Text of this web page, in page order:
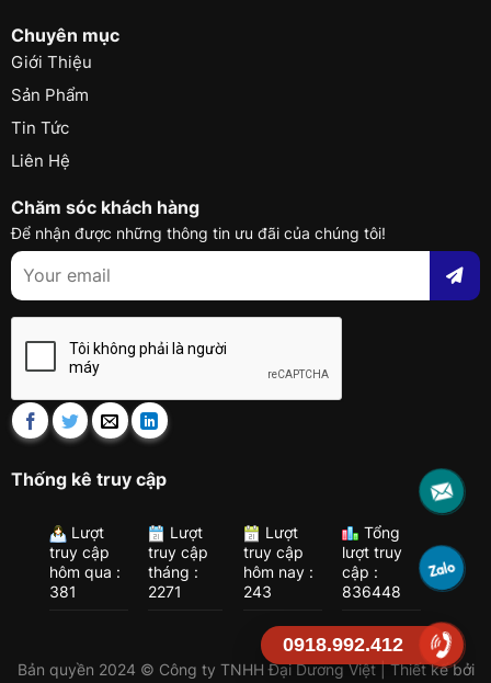
Chuyên mục
Giới Thiệu
Sản Phẩm
Tin Tức
Liên Hệ
Chăm sóc khách hàng
Để nhận được những thông tin ưu đãi của chúng tôi!
Thống kê truy cập
Lượt
truy cập
hôm qua :
381
Lượt
truy cập
tháng :
2271
Lượt
truy cập
hôm nay :
243
Tổng
lượt truy
cập :
836448
Bản quyền 2024 © Công ty TNHH Đại Dương Việt | Thiết kế bởi
0918.992.412